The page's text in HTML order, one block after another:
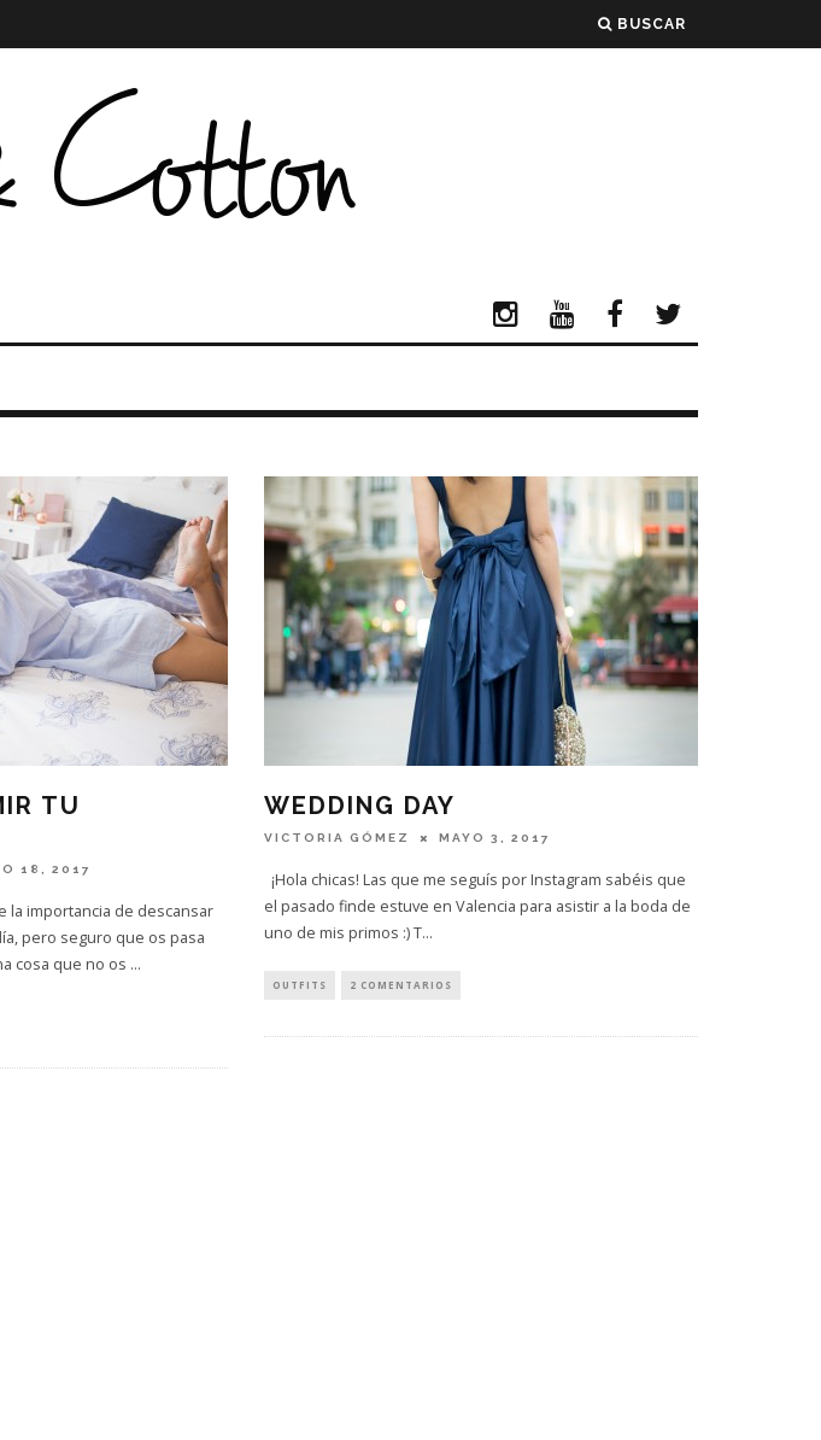
BUSCAR
TU
18, 2017
la importancia de descansar
pero seguro que os pasa
cosa que no os ...
WEDDING DAY
VICTORIA GÓMEZ MAYO 3, 2017
¡Hola chicas! Las que me seguís por Instagram sabéis que
el pasado finde estuve en Valencia para asistir a la boda de
uno de mis primos :) T...
OUTFITS 2 COMENTARIOS